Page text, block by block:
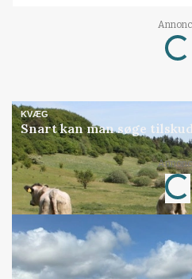
Loading...
KVÆG
Snart kan man søge
Loading...